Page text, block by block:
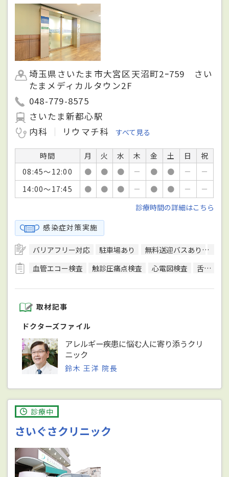
埼玉県さいたま市大宮区天沼町2ｰ759 さい
たまメディカルタウン2F
048-779-8575
さいたま新都心駅
内科
リウマチ科 すべて見る
時間 月 火 水 木 金 土 日
祝
08:45～12:00
● ● ● － ● ● －
－
14:00～17:45
● ● ● － ● ● －
－
診療時間の詳細はこちら
感染症対策実施
バリアフリー対応 駐車場あり 無料送迎バスあり
血管エコー検査
触診圧痛点検査 心電図検査 舌下免疫療法
取材記事
ドクターズファイル
アレルギー疾患に悩む人に寄り添うクリ
ニック
鈴木 王洋 院長
診療中
さいぐさクリニック